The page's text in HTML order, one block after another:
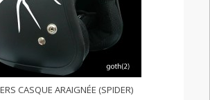
CASQUE ARAIGNÉE (SPIDER)